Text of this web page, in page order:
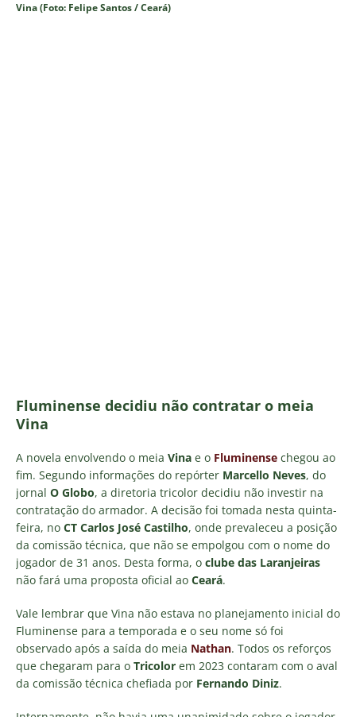
Vina (Foto: Felipe Santos / Ceará)
Fluminense decidiu não contratar o meia
Vina
A novela envolvendo o meia Vina e o Fluminense chegou ao
fim. Segundo informações do repórter Marcello Neves, do
jornal O Globo, a diretoria tricolor decidiu não investir na
contratação do armador. A decisão foi tomada nesta quinta-
feira, no CT Carlos José Castilho, onde prevaleceu a posição
da comissão técnica, que não se empolgou com o nome do
jogador de 31 anos. Desta forma, o clube das Laranjeiras
não fará uma proposta oficial ao Ceará.
Vale lembrar que Vina não estava no planejamento inicial do
Fluminense para a temporada e o seu nome só foi
observado após a saída do meia Nathan. Todos os reforços
que chegaram para o Tricolor em 2023 contaram com o aval
da comissão técnica chefiada por Fernando Diniz.